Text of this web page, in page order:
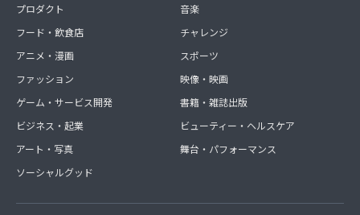
プロダクト
フード・飲食店
アニメ・漫画
ファッション
ゲーム・サービス開発
ビジネス・起業
アート・写真
ソーシャルグッド
音楽
チャレンジ
スポーツ
映像・映画
書籍・雑誌出版
ビューティー・ヘルスケア
舞台・パフォーマンス